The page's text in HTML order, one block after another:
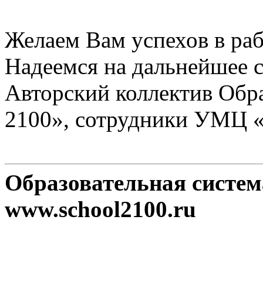
Желаем Вам успехов в
Надеемся на дальнейшее
Авторский коллектив
2100», сотрудники УМЦ
Образовательная
www.school2100.ru